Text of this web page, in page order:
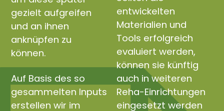
gezielt aufgreifen
und an ihnen
anknüpfen zu
können.
Auf Basis des so
gesammelten Inputs
erstellen wir im
entwickelten
Materialien und
Tools erfolgreich
evaluiert werden,
können sie künftig
auch in weiteren
Reha-Einrichtungen
eingesetzt werden